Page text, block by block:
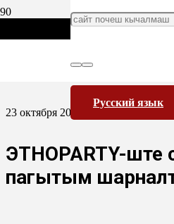
Русский язык
23 октября 2014
ЭТНОPARTY-ште
пагытым